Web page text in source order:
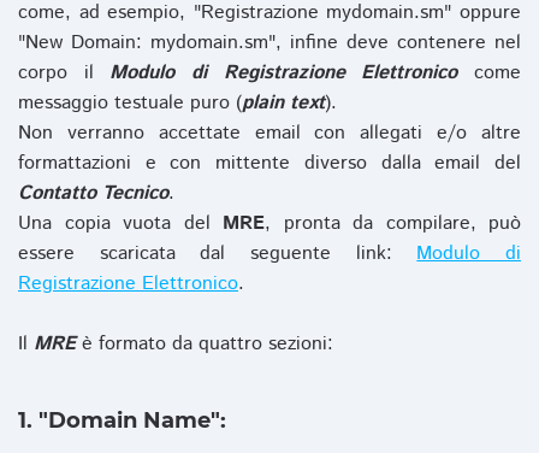
come, ad esempio, "Registrazione mydomain.sm" oppure
"New Domain: mydomain.sm", infine deve contenere nel
corpo il Modulo di Registrazione Elettronicocome
messaggio testuale puro (plain text).
Non verranno accettate email con allegati e/o altre
formattazioni e con mittente diverso dalla email del
Contatto Tecnico.
Una copia vuota del MRE, pronta da compilare, può
essere scaricata dal seguente link:Modulo di
Registrazione Elettronico.
Il MREè formato da quattro sezioni:
1. "Domain Name":